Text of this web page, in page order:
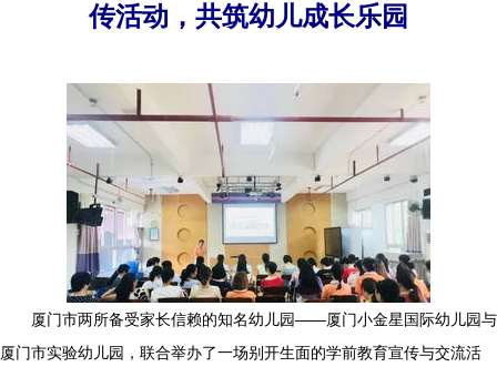
传活动，共筑幼儿成长乐园
厦门市两所备受家长信赖的知名幼儿园——厦门小金星国际幼儿园与
厦门市实验幼儿园，联合举办了一场别开生面的学前教育宣传与交流活